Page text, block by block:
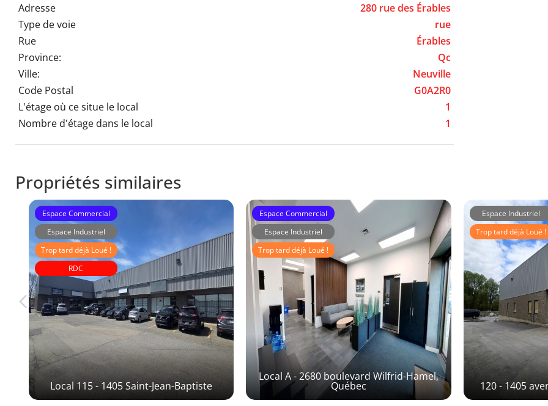
Adresse
280 rue des Érables
Type de voie
rue
Rue
Érables
Province:
Qc
Ville:
Neuville
Code Postal
G0A2R0
L'étage où ce situe le local
1
Nombre d'étage dans le local
1
Propriétés similaires
Local 115 - 1405 Saint-Jean-Baptiste
Espace Commercial
Espace Industriel
Trop tard déjà Loué !
RDC
Immeubles Laberge
Local A - 2680 boulevard Wilfrid-Hamel,
Québec
Espace Commercial
Espace Industriel
Trop tard déjà Loué !
Immeuble MRA
120 - 1405
Espace Industriel
Trop tard déjà Loué !
Immeubles Laberge